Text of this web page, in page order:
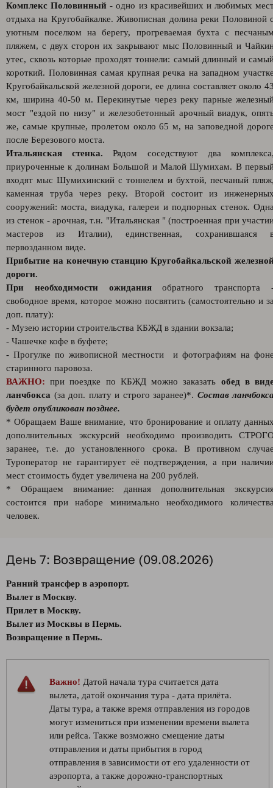
Комплекс Половинный- одно из красивейших и любимых
отдыха на Кругобайкалке. Живописная долина реки Половиной
уютным поселком на берегу, прогреваемая бухта с
пляжем, с двух сторон их закрывают мыс Половинный и
утес, сквозь которые проходят тоннели: самый длинный и
короткий. Половинная самая крупная речка на западном
Кругобайкальской железной дороги, ее длина составляет около
км, ширина 40-50 м. Перекинутые через реку парные
мост "ездой по низу" и железобетонный арочный виадук,
же, самые крупные, пролетом около 65 м, на заповедной
после Березового моста.
Итальянская стенка. Рядом соседствуют два
приуроченные к долинам Большой и Малой Шумихам. В
входят мыс Шумихинский с тоннелем и бухтой, песчаный
каменная труба через реку. Второй состоит из
сооружений: моста, виадука, галереи и подпорных стенок.
из стенок - арочная, т.н. "Итальянская " (построенная при
мастеров из Италии), единственная, сохранившаяся
первозданном виде.
Прибытие на конечную станцию Кругобайкальской
дороги.
При необходимости ожиданияобратного транспорта
свободное время, которое можно посвятить (самостоятельно и
доп. плату):
- Музею истории строительства КБЖД в здании вокзала;
- Чашечке кофе в буфете;
- Прогулке по живописной местности и фотографиям на
старинного паровоза.
ВАЖНО: при поездке по КБЖД можно заказать обед в
ланчбокса (за доп. плату и строго заранее)*. Состав
будет опубликован позднее.
* Обращаем Ваше внимание, что бронирование и оплату
дополнительных экскурсий необходимо производить
заранее, т.е. до установленного срока. В противном
Туроператор не гарантирует её подтверждения, а при
мест стоимость будет увеличена на 200 рублей.
* Обращаем внимание: данная дополнительная
состоится при наборе минимально необходимого
человек.
День 7: Возвращение (09.08.2026)
Ранний трансфер в аэропорт.
Вылет в Москву.
Прилет в Москву.
Вылет из Москвы в Пермь.
Возвращение в Пермь.
Важно! Датой начала тура считается дата
вылета, датой окончания тура - дата прилёта.
Даты тура, а также время отправления из городов
могут измениться при изменении времени вылета
или рейса. Также возможно смещение даты
отправления и даты прибытия в город
отправления в зависимости от его удаленности от
аэропорта, а также дорожно-транспортных